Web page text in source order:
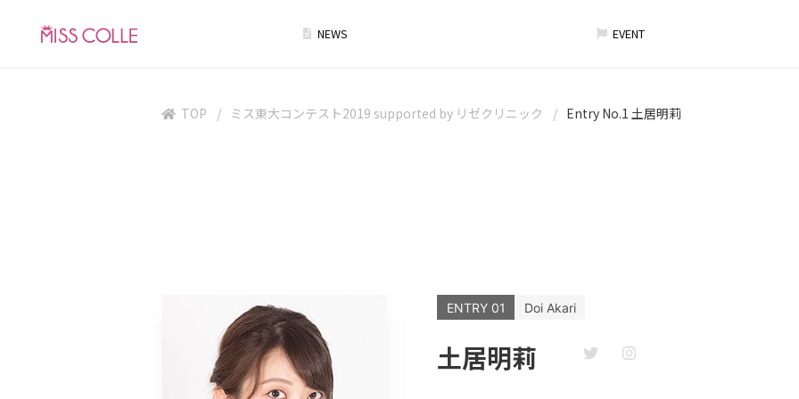
NEWS EVENT
TOP ミス東大コンテスト2019 supported by リゼクリニック Entry No.1 土居明莉
ENTRY 01 Doi Akari
土居明莉